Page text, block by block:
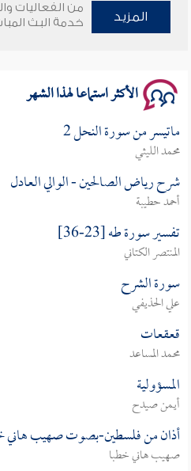
وأمنهم من خوف 9
المزيد
من الفعاليات
خدمة البث
الأكثر استماعا لهذا الشهر
ماتيسر من سورة النحل 2
محمد الليثي
شرح رياض الصالحين - الوالي العادل
أحمد حطيبة
تفسير سورة طه [23-36]
المنتصر الكتاني
سورة الشرح
علي الحذيفي
قعقعات
محمد المساعد
المسؤولية
أيمن صيدح
أذان من فلسطين-بصوت صهيب هاني
صهيب هاني خطبا